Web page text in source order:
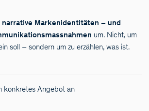
narrative Markenidentitäten – und
um. Nicht, um
soll – sondern um zu erzählen, was ist.
konkretes Angebot an